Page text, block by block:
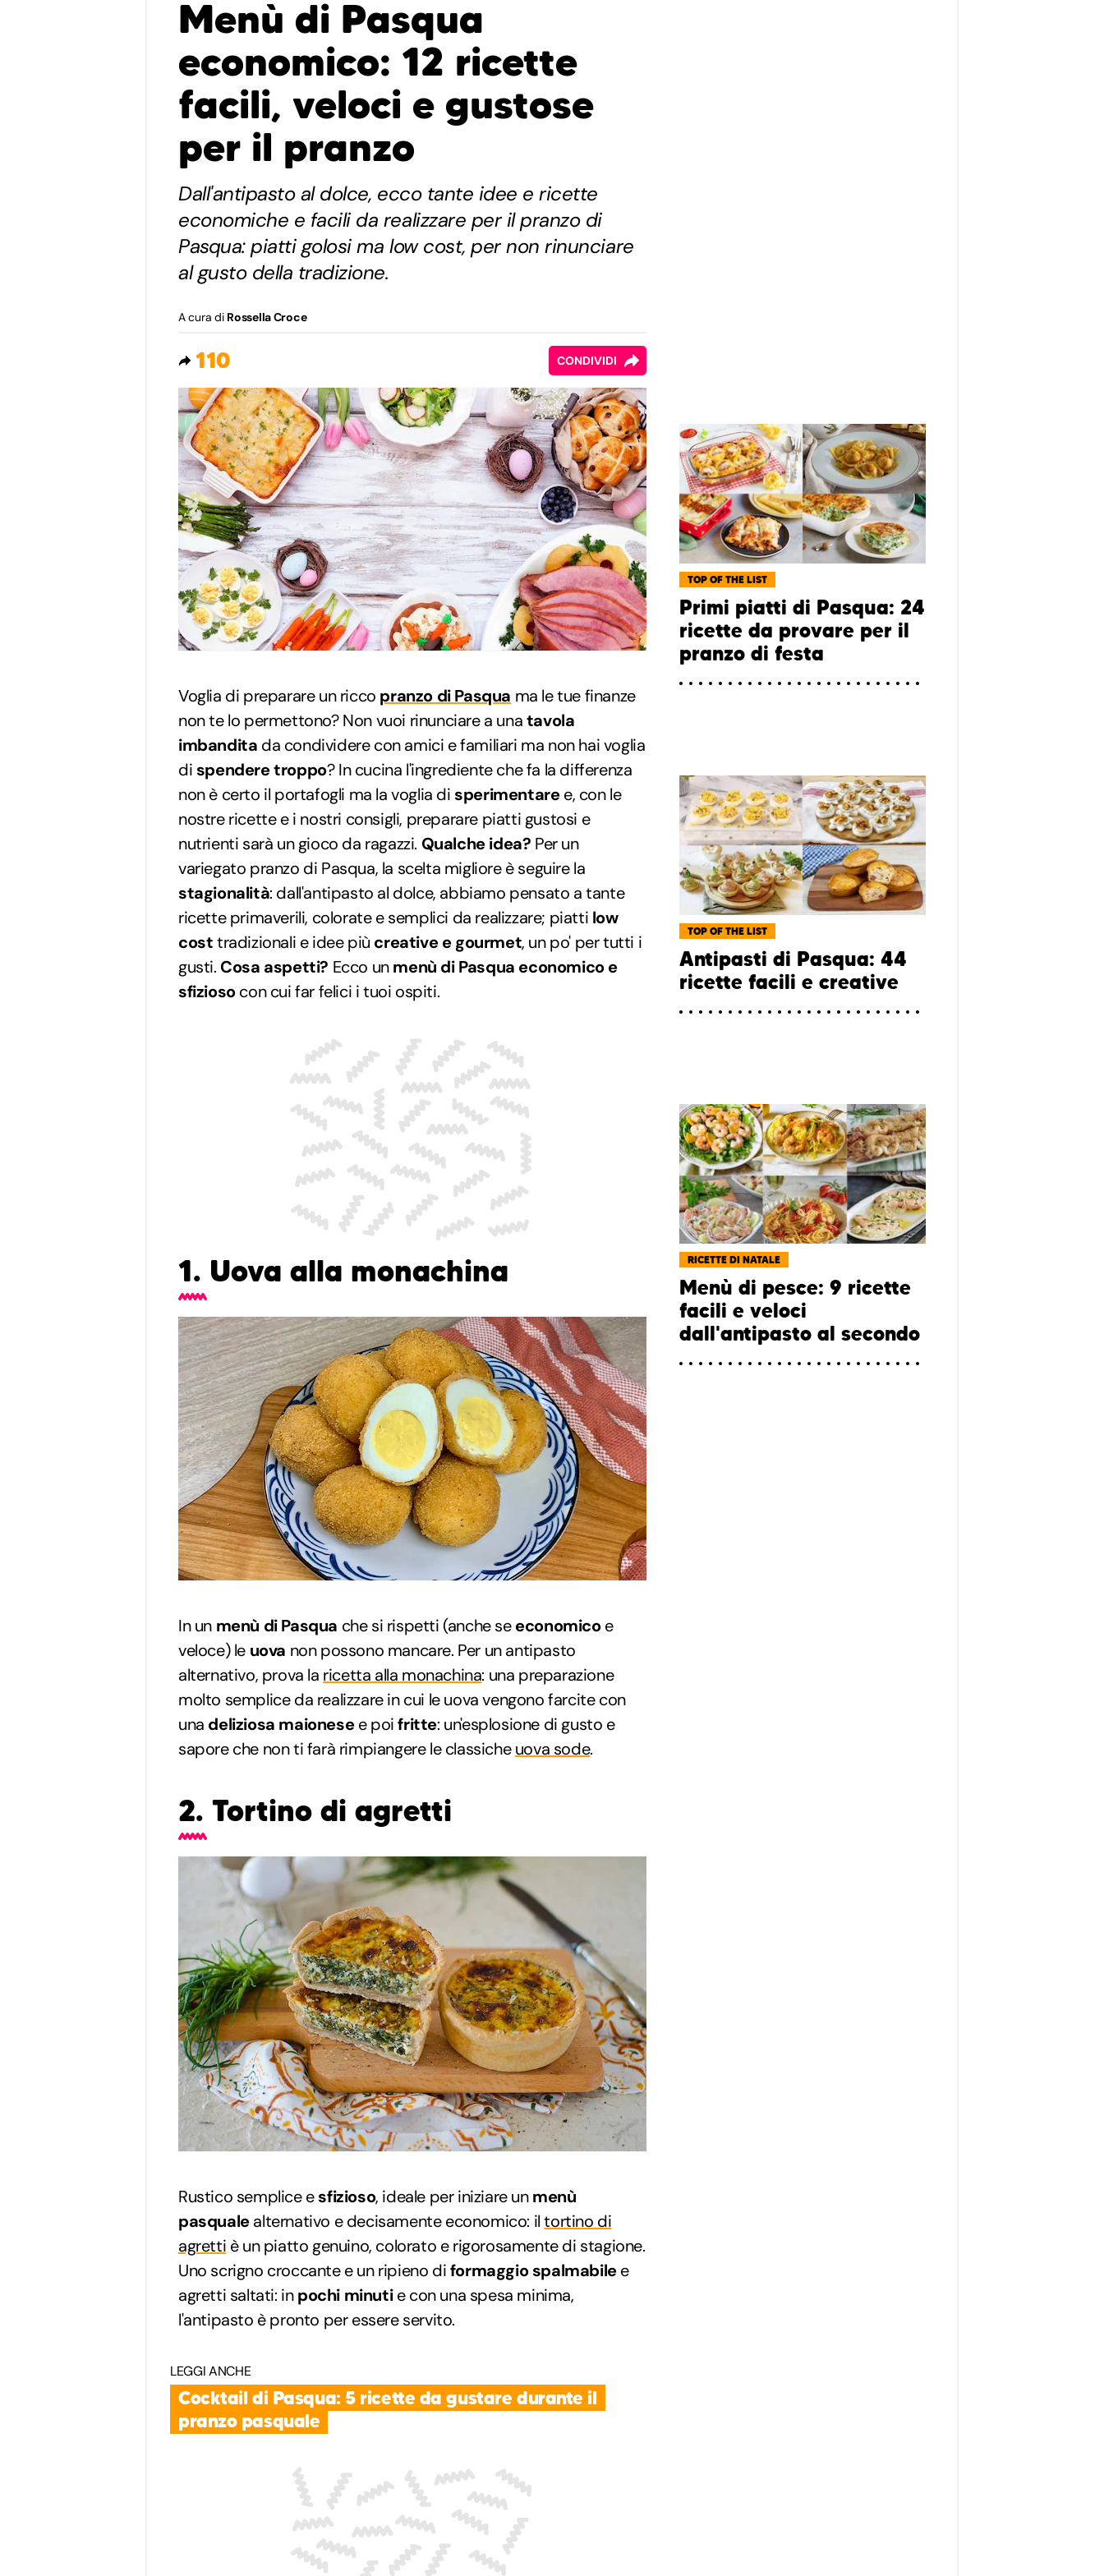
Menù di Pasqua
economico: 12 ricette
facili, veloci e gustose
per il pranzo
Dall'antipasto al dolce, ecco tante idee e ricette
economiche e facili da realizzare per il pranzo di
Pasqua: piatti golosi ma low cost, per non rinunciare
al gusto della tradizione.
A cura di Rossella Croce
110 CONDIVIDI
Voglia di preparare un ricco pranzo di Pasqua ma le tue finanze
non te lo permettono? Non vuoi rinunciare a unatavola
imbandita da condividere con amici e familiari ma non hai voglia
di spendere troppo? In cucina l'ingrediente che fa la differenza
non è certo il portafogli ma la voglia di sperimentaree, con le
nostre ricette e i nostri consigli, preparare piatti gustosi e
nutrienti sarà un gioco da ragazzi. Qualche idea? Per un
variegato pranzo di Pasqua, la scelta migliore è seguire la
stagionalità: dall'antipasto al dolce, abbiamo pensato a tante
ricette primaverili, colorate e semplici da realizzare; piatti low
costtradizionali e idee più creative e gourmet, un po' per tutti i
gusti. Cosa aspetti? Ecco unmenù di Pasqua economico e
sfiziosocon cui far felici i tuoi ospiti.
1. Uova alla monachina
In un menù di Pasqua che si rispetti (anche seeconomicoe
veloce) le uova non possono mancare. Per un antipasto
alternativo, prova la ricetta alla monachina: una preparazione
molto semplice da realizzare in cui le uova vengono farcite con
una deliziosa maionesee poifritte: un'esplosione di gusto e
sapore che non ti farà rimpiangere le classicheuova sode.
2. Tortino di agretti
Rustico semplice esfizioso, ideale per iniziare unmenù
pasqualealternativo e decisamente economico: iltortino di
agretti è un piatto genuino, colorato e rigorosamente di stagione.
Uno scrigno croccante e un ripieno diformaggio spalmabilee
agretti saltati: inpochi minutie con una spesa minima,
l'antipasto è pronto per essere servito.
LEGGI ANCHE
Cocktail di Pasqua: 5 ricette da gustare durante il
pranzo pasquale
TOP OF THE LIST
Primi piatti di Pasqua: 24
ricette da provare per il
pranzo di festa
TOP OF THE LIST
Antipasti di Pasqua: 44
ricette facili e creative
RICETTE DI NATALE
Menù di pesce: 9 ricette
facili e veloci
dall'antipasto al secondo